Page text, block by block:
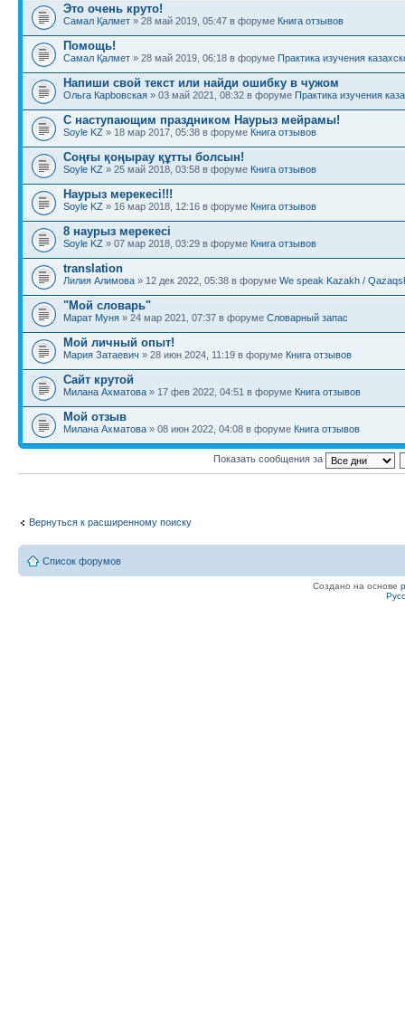
Это очень круто!
Самал Қалмет » 28 май 2019, 05:47 в форуме Книга отзывов
Помощь!
Самал Қалмет » 28 май 2019, 06:18 в форуме Практика изучения
Напиши свой текст или найди ошибку в чужом
Ольга Карbовская » 03 май 2021, 08:32 в форуме Практика изучения
С наступающим праздником Наурыз мейрамы!
Soyle KZ » 18 мар 2017, 05:38 в форуме Книга отзывов
Соңғы қоңырау құтты болсын!
Soyle KZ » 25 май 2018, 03:58 в форуме Книга отзывов
Наурыз мерекесі!!!
Soyle KZ » 16 мар 2018, 12:16 в форуме Книга отзывов
8 наурыз мерекесі
Soyle KZ » 07 мар 2018, 03:29 в форуме Книга отзывов
translation
Лилия Алимова » 12 дек 2022, 05:38 в форуме We speak Kazakh /
"Мой словарь"
Марат Муня » 24 мар 2021, 07:37 в форуме Словарный запас
Мой личный опыт!
Мария Затаевич » 28 июн 2024, 11:19 в форуме Книга отзывов
Сайт крутой
Милана Ахматова » 17 фев 2022, 04:51 в форуме Книга отзывов
Мой отзыв
Милана Ахматова » 08 июн 2022, 04:08 в форуме Книга отзывов
Показать сообщения за
Вернуться к расширенному поиску
Список форумов
Создано на основе